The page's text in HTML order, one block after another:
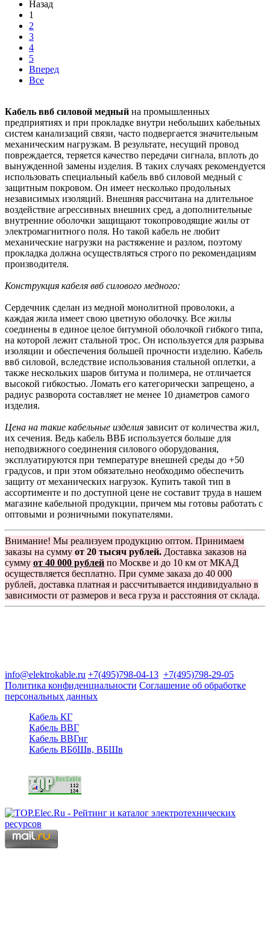
Назад
1
2
3
4
5
Вперед
Все
Кабель ввб силовой медный на промышленных
предприятиях и при прокладке внутри небольших кабельных
систем канализаций связи, часто подвергается значительным
механическим нагрузкам. В результате, несущий провод
повреждается, теряется качество передачи сигнала, вплоть до
вынужденной замены изделия. В таких случаях рекомендуется
использовать специальный кабель ввб силовой медный с
защитным покровом. Он имеет несколько продольных
независимых изоляций. Внешняя рассчитана на длительное
воздействие агрессивных внешних сред, а дополнительные
внутренние оболочки защищают токопроводящие жилы от
электромагнитного поля. Но такой кабель не любит
механические нагрузки на растяжение и разлом, поэтому
прокладка должна осуществляться строго по рекомендациям
производителя.
Конструкция кабеля ввб силового медного:
Сердечник сделан из медной монолитной проволоки, а
каждая жила имеет свою цветную оболочку. Все жилы
соединены в единое целое битумной оболочкой гибкого типа,
на которой лежит стальной трос. Он используется для разрыва
изоляции и обеспечения большей прочности изделию. Кабель
ввб силовой, вследствие использования стальной оплетки, а
также нескольких шаров битума и полимера, не отличается
высокой гибкостью. Ломать его категорически запрещено, а
радиус разворота составляет не менее 10 диаметров самого
изделия.
Цена на такие кабельные изделия зависит от количества жил,
их сечения. Ведь кабель ВВБ используется больше для
неподвижного соединения силового оборудования,
эксплуатируются при температуре внешней среды до +50
градусов, и при этом обязательно необходимо обеспечить
защиту от механических нагрузок. Купить такой тип в
ассортименте и по доступной цене не составит труда в нашем
магазине кабельной продукции, причем мы готовы работать с
оптовыми и розничными покупателями.
Внимание! Мы реализуем продукцию оптом. Принимаем
заказы на сумму от 20 тысяч рублей. Доставка заказов на
сумму от 40 000 рублей по Москве и до 10 км от МКАД
осуществляется бесплатно. При сумме заказа до 40 000
рублей, доставка платная и рассчитывается индивидуально в
зависимости от размеров и веса груза и расстояния от склада.
info@elektrokable.ru +7(495)798-04-13 +7(495)798-29-05
Политика конфиденциальности Соглашение об обработке
персональных данных
Кабель КГ
Кабель ВВГ
Кабель ВВГнг
Кабель ВБбШв, ВБШв